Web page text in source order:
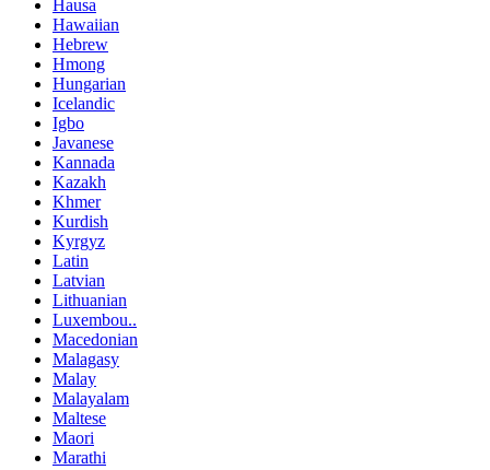
Hausa
Hawaiian
Hebrew
Hmong
Hungarian
Icelandic
Igbo
Javanese
Kannada
Kazakh
Khmer
Kurdish
Kyrgyz
Latin
Latvian
Lithuanian
Luxembou..
Macedonian
Malagasy
Malay
Malayalam
Maltese
Maori
Marathi